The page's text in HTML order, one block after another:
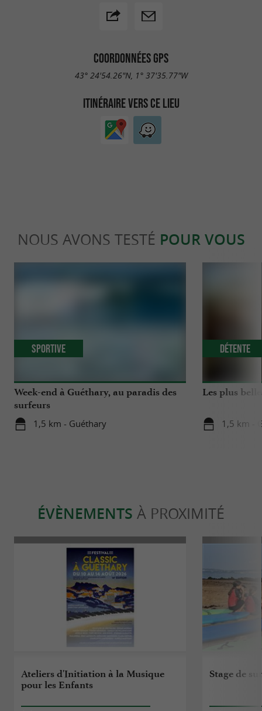
COORDONNÉES GPS
43° 24'54.26"N, 1° 37'35.77"W
ITINÉRAIRE VERS CE LIEU
NOUS AVONS TESTÉ POUR VOUS
Week-end à Guéthary, au paradis des
surfeurs
1,5 km - Guéthary
Sportive
Les plus
1,5 km -
Détente
ÉVÈNEMENTS À PROXIMITÉ
Ateliers d'Initiation à la Musique
pour les Enfants
Stage de